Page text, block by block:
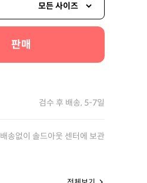
모든 사이즈
판매
검수 후 배송, 5-7일
배송없이 솔드아웃 센터에 보관